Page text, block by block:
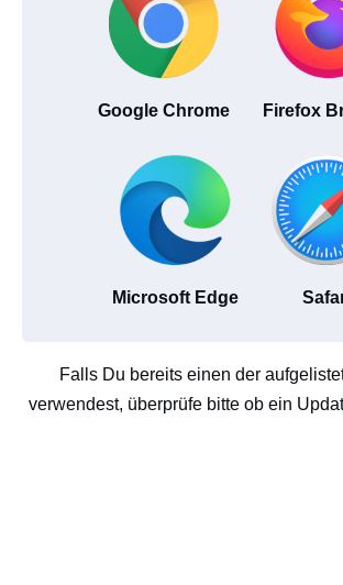
Google Chrome Firefox
Microsoft Edge
Falls Du bereits einen der
verwendest, überprüfe bitte ob ein